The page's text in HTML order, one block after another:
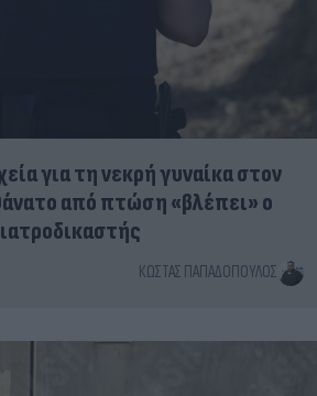
για τη νεκρή γυναίκα στον
από πτώση «βλέπει» ο
ιατροδικαστής
ΚΏΣΤΑΣ ΠΑΠΑΔΌΠΟΥΛΟΣ